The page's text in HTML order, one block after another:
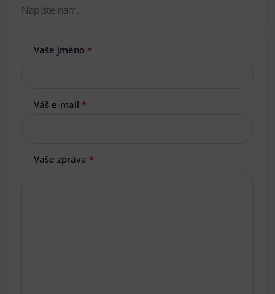
Napište nám.
Vaše jméno *
Váš e-mail *
Vaše zpráva *